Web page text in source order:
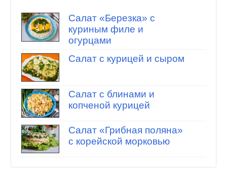
Салат «Березка» с
куриным филе и
огурцами
Салат с курицей и сыром
Салат с блинами и
копченой курицей
Салат «Грибная поляна»
с корейской морковью